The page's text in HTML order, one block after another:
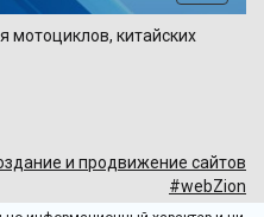
по
мотоциклов, китайских
и продвижение сайтов
#webZion